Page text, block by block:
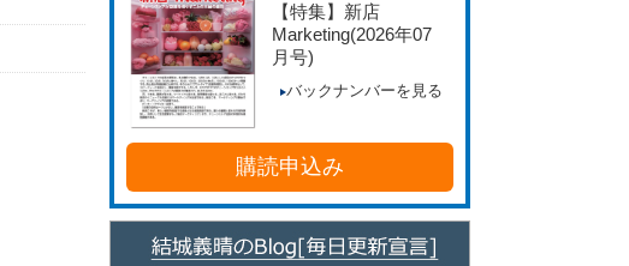
【特集】新店
Marketing(2026年07
月号)
バックナンバーを見る
購読申込み